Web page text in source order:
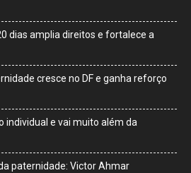
dias amplia direitos e fortalece a
cresce no DF e ganha reforço
individual e vai muito além da
paternidade: Victor Ahmar